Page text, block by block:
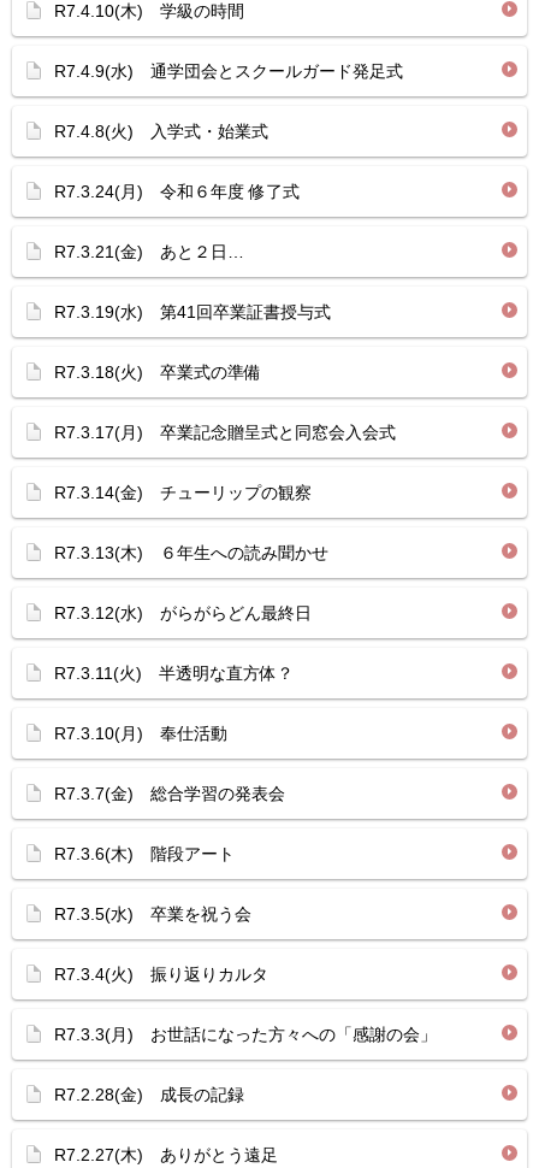
R7.4.10(木) 学級の時間
R7.4.9(水) 通学団会とスクールガード発足式
R7.4.8(火) 入学式・始業式
R7.3.24(月) 令和６年度 修了式
R7.3.21(金) あと２日…
R7.3.19(水) 第41回卒業証書授与式
R7.3.18(火) 卒業式の準備
R7.3.17(月) 卒業記念贈呈式と同窓会入会式
R7.3.14(金) チューリップの観察
R7.3.13(木) ６年生への読み聞かせ
R7.3.12(水) がらがらどん最終日
R7.3.11(火) 半透明な直方体？
R7.3.10(月) 奉仕活動
R7.3.7(金) 総合学習の発表会
R7.3.6(木) 階段アート
R7.3.5(水) 卒業を祝う会
R7.3.4(火) 振り返りカルタ
R7.3.3(月) お世話になった方々への「感謝の会」
R7.2.28(金) 成長の記録
R7.2.27(木) ありがとう遠足